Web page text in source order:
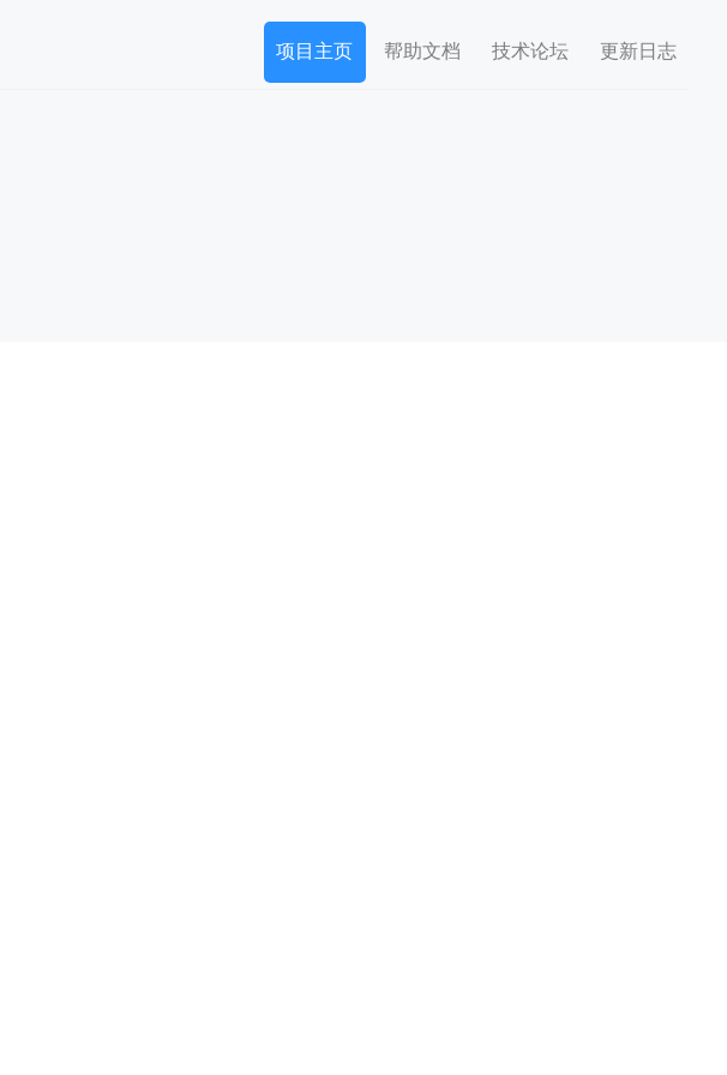
项目主页 帮助文档 技术论坛 更新日志